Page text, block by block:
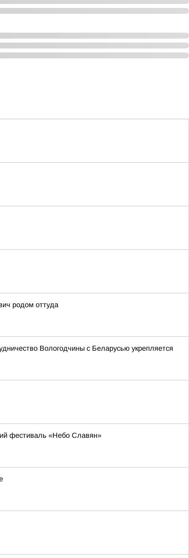
родом оттуда
Вологодчины с Беларусью укрепляется
фестиваль «Небо Славян»